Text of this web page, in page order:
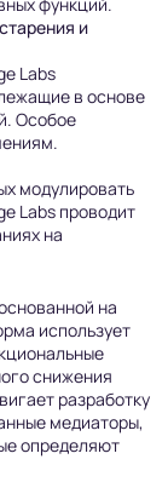
функций.
и
Labs
в основе
Особое
модулировать
Labs проводит
на
на
использует
снижения
разработку
медиаторы,
определяют